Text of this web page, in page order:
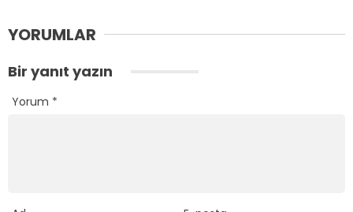
YORUMLAR
Bir yanıt yazın
Yorum *